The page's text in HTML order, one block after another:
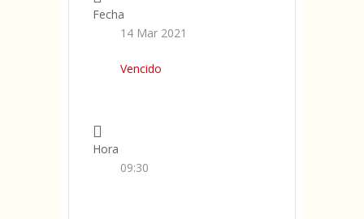
Fecha
14 Mar 2021
Vencido
Hora
09:30